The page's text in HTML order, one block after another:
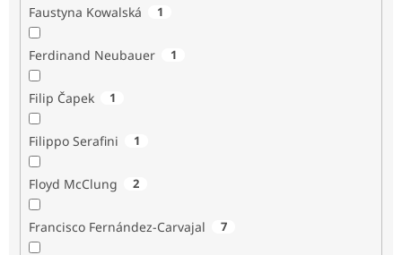
Faustyna Kowalská 1
Ferdinand Neubauer 1
Filip Čapek 1
Filippo Serafini 1
Floyd McClung 2
Francisco Fernández-Carvajal 7